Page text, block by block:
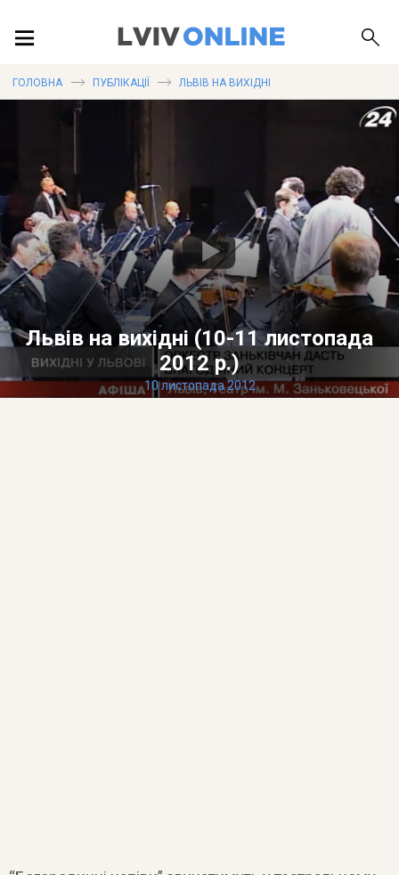
ПУБЛІКАЦІЇ
ДОВІДКА
ГОЛОВНА ПУБЛІКАЦІЇ ЛЬВІВ НА ВИХІДНІ
Львів на вихідні (10-11 листопада
2012 р.)
10 листопада 2012